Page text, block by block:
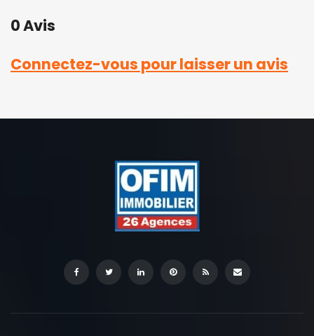
0 Avis
Connectez-vous pour laisser un avis